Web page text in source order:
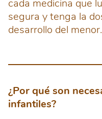
cada medicina que
segura y tenga la
desarrollo del menor.
¿Por qué son
infantiles?